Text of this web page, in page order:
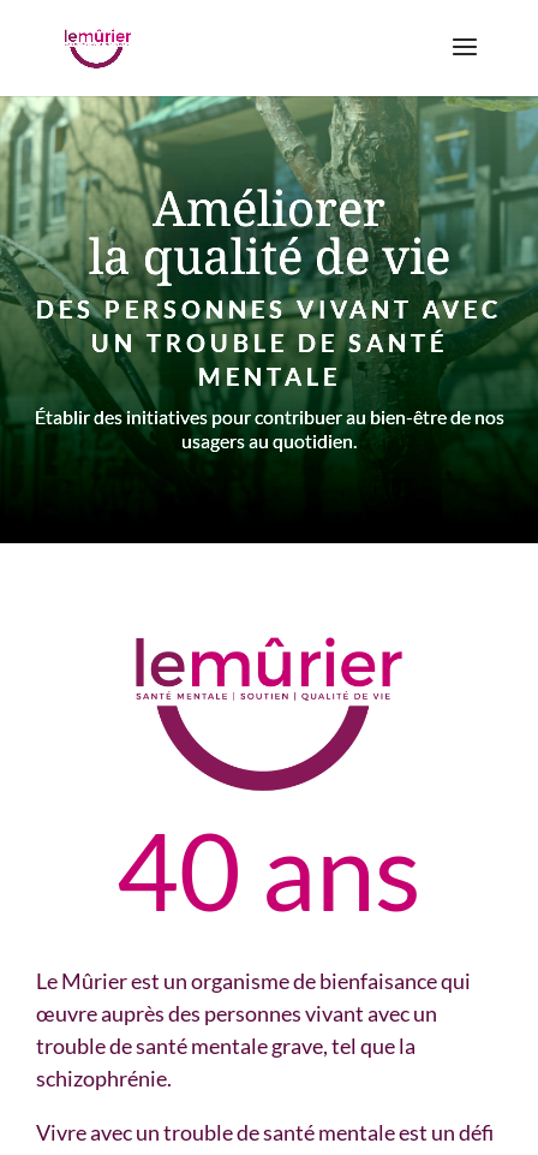
Améliorer
la qualité de vie
DES PERSONNES VIVANT AVEC
UN TROUBLE DE SANTÉ
MENTALE
Établir des initiatives pour contribuer au bien-être de nos
usagers au quotidien.
40 ans
Le Mûrier est un organisme de bienfaisance qui
œuvre auprès des personnes vivant avec un
trouble de santé mentale grave, tel que la
schizophrénie.
Vivre avec un trouble de santé mentale est un défi